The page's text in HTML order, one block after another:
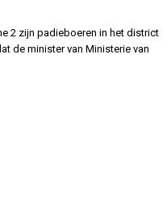
2 zijn padieboeren in het district
de minister van Ministerie van